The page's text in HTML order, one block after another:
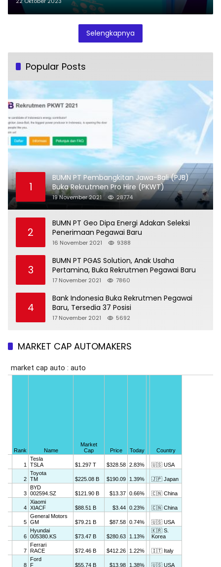
Selengkapnya
Popular Posts
1
BUMN PT Pembangkitan Jawa-Bali (PJB)
Buka Rekrutmen Pro Hire (PKWT)
19 November 2021 28774
2
BUMN PT Geo Dipa Energi Adakan Seleksi
Penerimaan Pegawai Baru
16 November 2021 9388
3
BUMN PT PGAS Solution, Anak Usaha
Pertamina, Buka Rekrutmen Pegawai Baru
17 November 2021 7860
4
Bank Indonesia Buka Rekrutmen Pegawai
Baru, Tersedia 37 Posisi
17 November 2021 5692
MARKET CAP AUTOMAKERS